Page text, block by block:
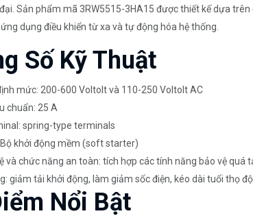
Sản phẩm mã 3RW5515-3HA15 được thiết kế dựa
dụng điều khiển từ xa và tự động hóa hệ thống.
Số Kỹ Thuật
mức: 200-600 Voltolt và 110-250 Voltolt AC
chuẩn: 25 A
spring-type terminals
khởi động mềm (soft starter)
và chức năng an toàn: tích hợp các tính năng bảo vệ quá
giảm tải khởi động, làm giảm sốc điện, kéo dài tuổi thọ
Nổi Bật